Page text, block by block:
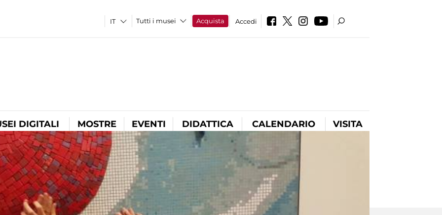
Tutti i musei Acquista Accedi
DIGITALI MOSTRE EVENTI DIDATTICA CALENDARIO VISITA